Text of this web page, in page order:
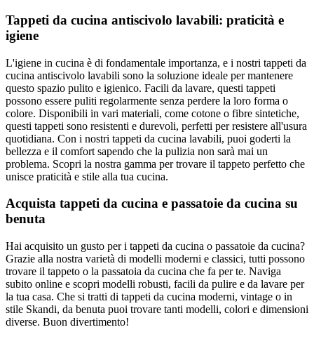
Tappeti da cucina antiscivolo lavabili: praticità e
igiene
L'igiene in cucina è di fondamentale importanza, e i nostri tappeti da
cucina antiscivolo lavabili sono la soluzione ideale per mantenere
questo spazio pulito e igienico. Facili da lavare, questi tappeti
possono essere puliti regolarmente senza perdere la loro forma o
colore. Disponibili in vari materiali, come cotone o fibre sintetiche,
questi tappeti sono resistenti e durevoli, perfetti per resistere all'usura
quotidiana. Con i nostri tappeti da cucina lavabili, puoi goderti la
bellezza e il comfort sapendo che la pulizia non sarà mai un
problema. Scopri la nostra gamma per trovare il tappeto perfetto che
unisce praticità e stile alla tua cucina.
Acquista tappeti da cucina e passatoie da cucina su
benuta
Hai acquisito un gusto per i tappeti da cucina o passatoie da cucina?
Grazie alla nostra varietà di modelli moderni e classici, tutti possono
trovare il tappeto o la passatoia da cucina che fa per te. Naviga
subito online e scopri modelli robusti, facili da pulire e da lavare per
la tua casa. Che si tratti di tappeti da cucina moderni, vintage o in
stile Skandi, da benuta puoi trovare tanti modelli, colori e dimensioni
diverse. Buon divertimento!